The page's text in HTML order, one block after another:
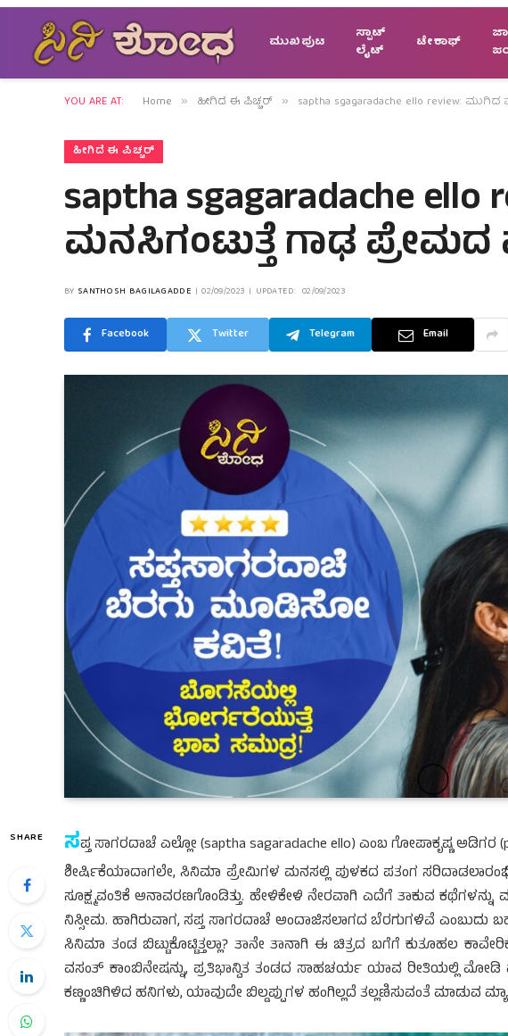
ಮುಖಪುಟ
ಸ್ಪಾಟ್
ಲೈಟ್
ಟೇಕಾಫ್
YOU ARE AT: Home » ಹೀಗಿದೆ ಈ ಪಿಚ್ಚರ್ » saptha sgagaradache ello review:
ಹೀಗಿದೆ ಈ ಪಿಚ್ಚರ್
saptha sgagaradache
ಮನಸಿಗಂಟುತ್ತೆ ಗಾಢ ಪ್ರೇಮದ
BY SANTHOSH BAGILAGADDE 02/09/2023 UPDATED: 02/09/2023
Facebook Twitter Telegram Email
SHARE ಸಪ್ತ ಸಾಗರದಾಚೆ ಎಲ್ಲೋ (saptha sagaradache ello) ಎಂಬ ಗೋಪಾಕೃಷ್ಣ
ಶೀರ್ಷಿಕೆಯಾದಾಗಲೇ, ಸಿನಿಮಾ ಪ್ರೇಮಿಗಳ ಮನಸಲ್ಲಿ ಪುಳಕದ ಪತಂಗ
ಸೂಕ್ಷ್ಮವಂತಿಕೆ ಅನಾವರಣಗೊಂಡಿತ್ತು. ಹೇಳಿಕೇಳಿ ನೇರವಾಗಿ ಎದೆಗೆ ತಾಕುವ
ನಿಸ್ಸೀಮ. ಹಾಗಿರುವಾಗ, ಸಪ್ತ ಸಾಗರದಾಚೆ ಅಂದಾಜಿಸಲಾಗದ ಬೆರಗುಗಳಿವೆ ಎಂಬುದು
ಸಿನಿಮಾ ತಂಡ ಬಿಟ್ಟುಕೊಟ್ಟಿತ್ತಲ್ಲಾ? ತಾನೇ ತಾನಾಗಿ ಈ ಚಿತ್ರದ ಬಗೆಗೆ ಕುತೂಹಲ
ವಸಂತ್ ಕಾಂಬಿನೇಷನ್ನು, ಪ್ರತಿಭಾನ್ವಿತ ತಂಡದ ಸಾಹಚರ್ಯ ಯಾವ ರೀತಿಯಲ್ಲಿ ಮೋಡಿ
ಕಣ್ಣಂಚಿಗಿಳಿದ ಹನಿಗಳು, ಯಾವುದೇ ಬಿಲ್ಡಪ್ಪುಗಳ ಹಂಗಿಲ್ಲದೆ ತಲ್ಲಣಿಸುವಂತೆ ಮಾಡುವ